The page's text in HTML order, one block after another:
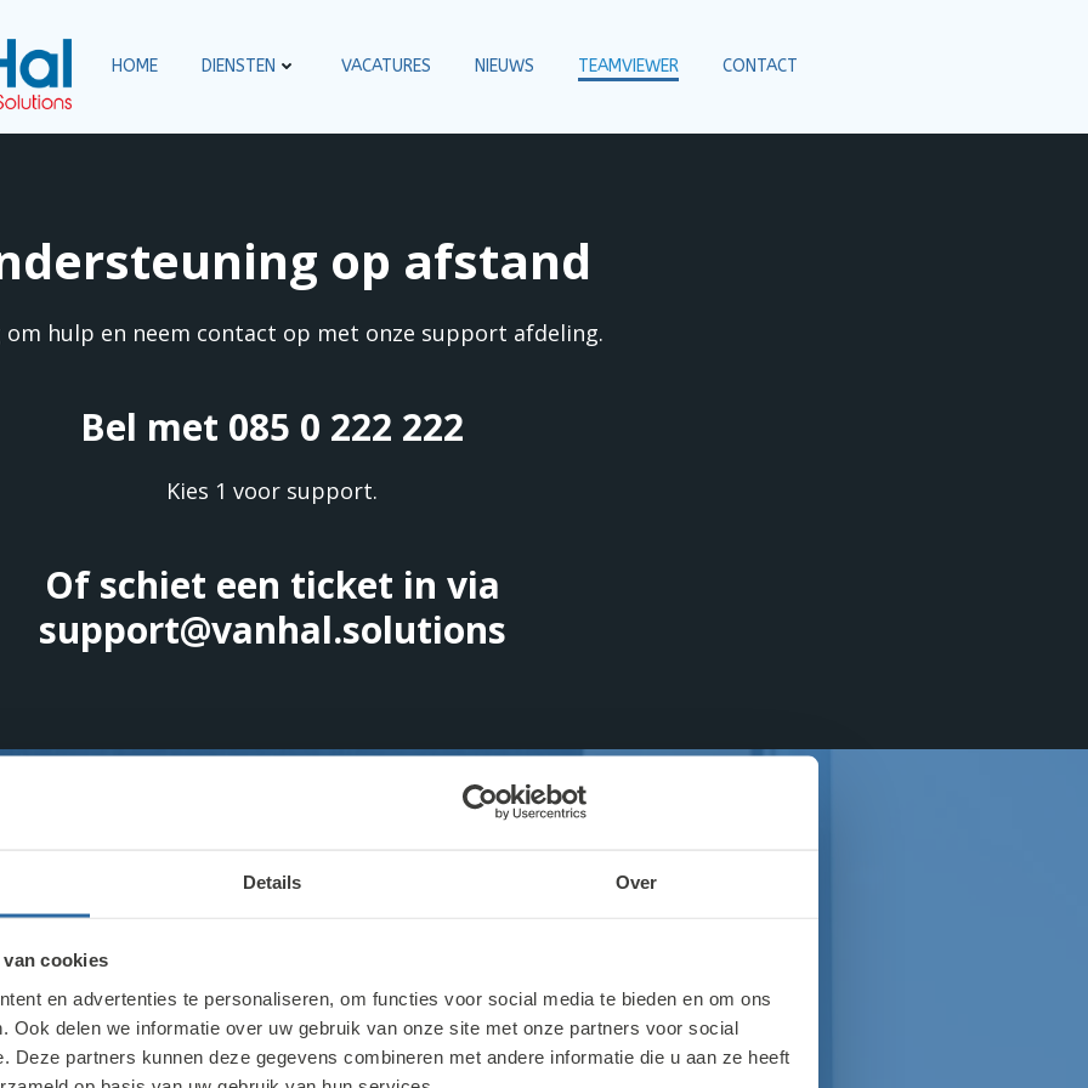
Details Over
cookies
en advertenties te personaliseren, om functies voor social media te bieden en om ons
Ook delen we informatie over uw gebruik van onze site met onze partners voor social
Deze partners kunnen deze gegevens combineren met andere informatie die u aan ze heeft
HOME DIENSTEN VACATURES NIEUWS TEAMVIEWER CONTACT
op afstand
om hulp en neem contact op met onze support afdeling.
Bel met 085 0 222 222
Kies 1 voor support.
Of schiet een ticket in via
support@vanhal.solutions